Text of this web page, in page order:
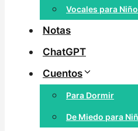
Vocales para
Notas
ChatGPT
Cuentos
Para Dormir
De Miedo para